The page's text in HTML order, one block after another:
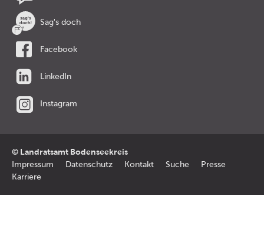
Sag's doch
Facebook
LinkedIn
Instagram
© Landratsamt Bodenseekreis
Impressum Datenschutz Kontakt Suche
Presse
Karriere